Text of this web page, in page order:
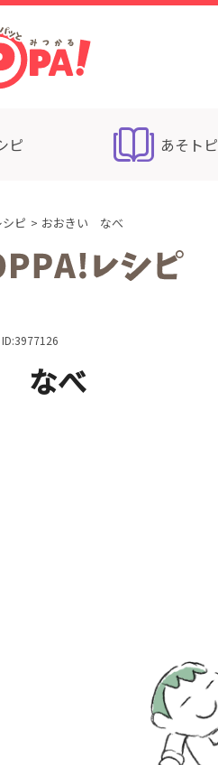
ピ あそトピ
ピ おおきい なべ
ID:3977126
なべ